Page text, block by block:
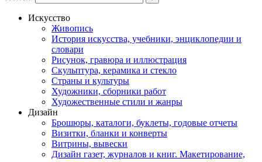
Искусство
Живопись
История искусства, учебники, энциклопедии и
словари
Рисунок, гравюра и иллюстрация
Скульптура, керамика и стекло
Страны и культуры
Художники, сборники работ
Художественные стили и жанры
Дизайн
Брошюры, каталоги, буклеты, годовые отчеты
Визитки, бланки и конверты
Витрины, вывески
Дизайн газет, журналов и книг. Макетирование,